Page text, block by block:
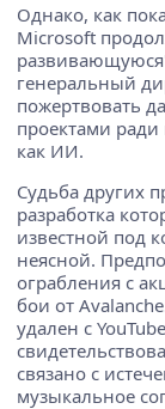
Однако, как
Microsoft
генеральный
пожертвовать
проектами ради
как ИИ.
Судьба других
разработка
известной под
неясной.
ограбления с
бои от
удален с
связано с
музыкальное